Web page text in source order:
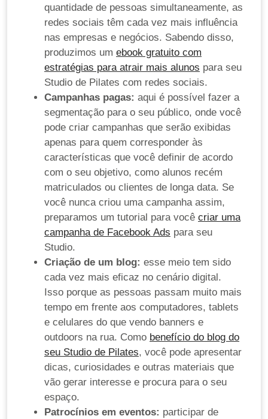
quantidade de pessoas simultaneamente, as
redes sociais têm cada vez mais influência
nas empresas e negócios. Sabendo disso,
produzimos um ebook gratuito com
estratégias para atrair mais alunos para seu
Studio de Pilates com redes sociais.
Campanhas pagas: aqui é possível fazer a
segmentação para o seu público, onde você
pode criar campanhas que serão exibidas
apenas para quem corresponder às
características que você definir de acordo
com o seu objetivo, como alunos recém
matriculados ou clientes de longa data. Se
você nunca criou uma campanha assim,
preparamos um tutorial para você criar uma
campanha de Facebook Ads para seu
Studio.
Criação de um blog: esse meio tem sido
cada vez mais eficaz no cenário digital.
Isso porque as pessoas passam muito mais
tempo em frente aos computadores, tablets
e celulares do que vendo banners e
outdoors na rua. Como benefício do blog do
seu Studio de Pilates, você pode apresentar
dicas, curiosidades e outras materiais que
vão gerar interesse e procura para o seu
espaço.
Patrocínios em eventos: participar de